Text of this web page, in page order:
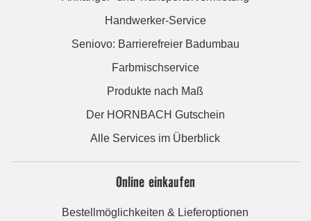
Handwerker-Service
Seniovo: Barrierefreier Badumbau
Farbmischservice
Produkte nach Maß
Der HORNBACH Gutschein
Alle Services im Überblick
Online einkaufen
Bestellmöglichkeiten & Lieferoptionen